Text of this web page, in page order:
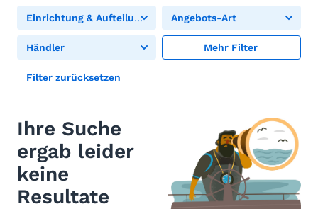
Einrichtung & Aufteilung Angebots-Art
Händler Mehr Filter
Filter zurücksetzen
Ihre Suche
ergab leider
keine
Resultate